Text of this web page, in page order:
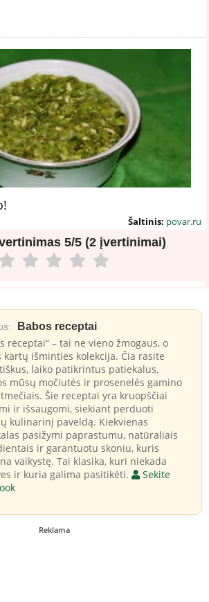
Šaltinis: povar.ru
5/5 (2 įvertinimai)
Babos receptai
receptai“ – tai ne vieno žmogaus, o
kartų išminties kolekcija. Čia rasite
laiko patikrintus patiekalus,
mūsų močiutės ir prosenelės gamino
Šie receptai yra kruopščiai
ir išsaugomi, siekiant perduoti
kulinarinį paveldą. Kiekvienas
pasižymi paprastumu, natūraliais
ir garantuotu skoniu, kuris
vaikystę. Tai klasika, kuri niekada
ir kuria galima pasitikėti.
Sekite
Reklama